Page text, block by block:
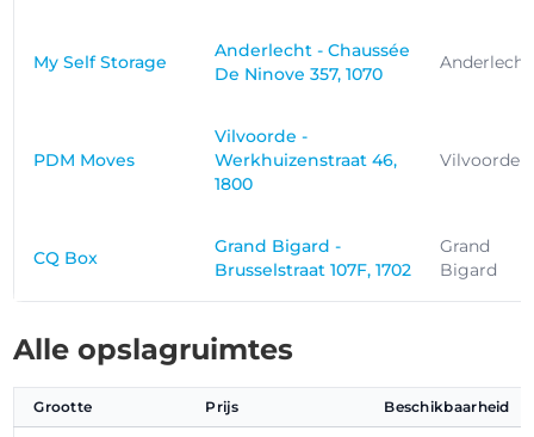
My Self Storage
Anderlecht - Chaussée
De Ninove 357, 1070
Anderlecht
PDM Moves
Vilvoorde -
Werkhuizenstraat 46,
1800
Vilvoorde
CQ Box
Grand Bigard -
Brusselstraat 107F, 1702
Grand
Bigard
Alle opslagruimtes
Grootte Prijs Beschikbaarheid